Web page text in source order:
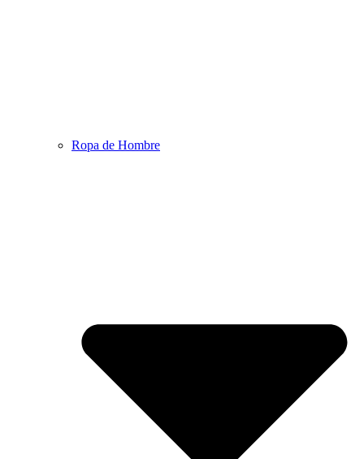
Ropa de Hombre